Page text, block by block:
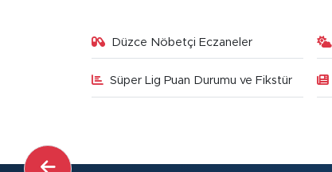
Düzce Nöbetçi Eczaneler
Süper Lig Puan Durumu ve Fikstür